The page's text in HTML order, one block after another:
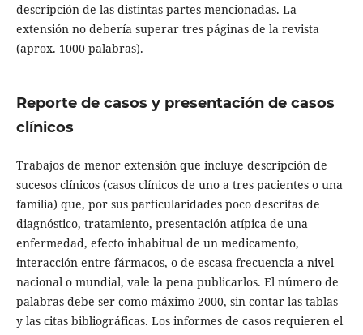
descripción de las distintas partes mencionadas. La
extensión no debería superar tres páginas de la revista
(aprox. 1000 palabras).
Reporte de casos y presentación de casos
clínicos
Trabajos de menor extensión que incluye descripción de
sucesos clínicos (casos clínicos de uno a tres pacientes o una
familia) que, por sus particularidades poco descritas de
diagnóstico, tratamiento, presentación atípica de una
enfermedad, efecto inhabitual de un medicamento,
interacción entre fármacos, o de escasa frecuencia a nivel
nacional o mundial, vale la pena publicarlos. El número de
palabras debe ser como máximo 2000, sin contar las tablas
y las citas bibliográficas. Los informes de casos requieren el